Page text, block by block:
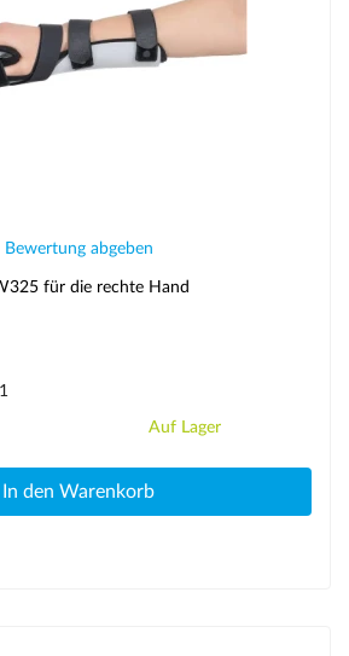
Bewertung abgeben
für die rechte Hand
Auf Lager
In den Warenkorb